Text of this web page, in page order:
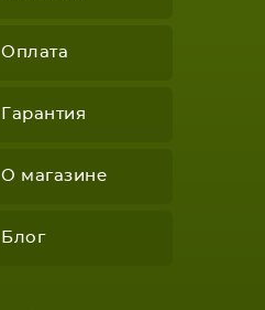
Оплата
Гарантия
О магазине
Блог